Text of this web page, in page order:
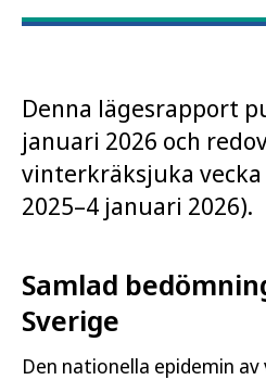
Denna lägesrapport
januari 2026 och
vinterkräksjuka vecka
2025–4 januari 2026).
Samlad
Sverige
Den nationella epidemin